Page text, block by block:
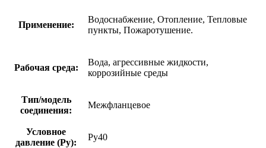
Применение:
Водоснабжение, Отопление, Тепловые
пункты, Пожаротушение.
Рабочая среда:
Вода, агрессивные жидкости,
коррозийные среды
Тип/модель
соединения:
Межфланцевое
Условное
давление (Ру):
Ру40